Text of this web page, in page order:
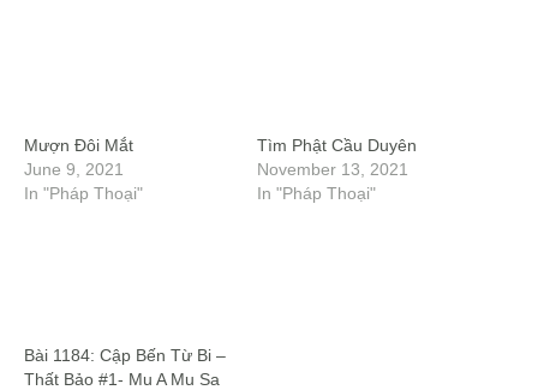
Mượn Đôi Mắt
June 9, 2021
In "Pháp Thoại"
Tìm Phật Cầu Duyên
November 13, 2021
In "Pháp Thoại"
Bài 1184: Cập Bến Từ Bi –
Thất Bảo #1- Mu A Mu Sa